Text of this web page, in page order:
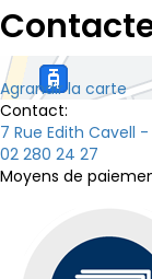
Agrandir la carte
Contact:
7 Rue Edith Cavell
02 280 24 27
Moyens de